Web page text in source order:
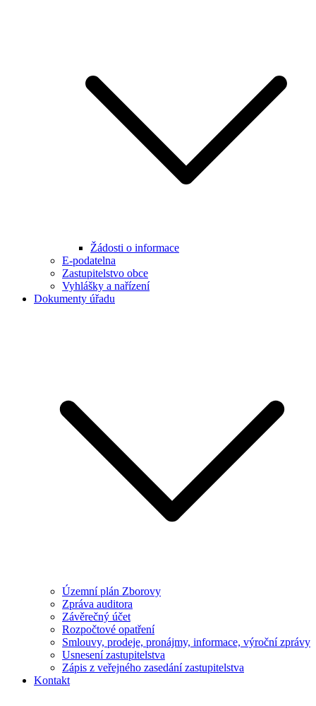
Žádosti o informace
E-podatelna
Zastupitelstvo obce
Vyhlášky a nařízení
Dokumenty úřadu
Územní plán Zborovy
Zpráva auditora
Závěrečný účet
Rozpočtové opatření
Smlouvy, prodeje, pronájmy, informace, výroční zprávy
Usnesení zastupitelstva
Zápis z veřejného zasedání zastupitelstva
Kontakt